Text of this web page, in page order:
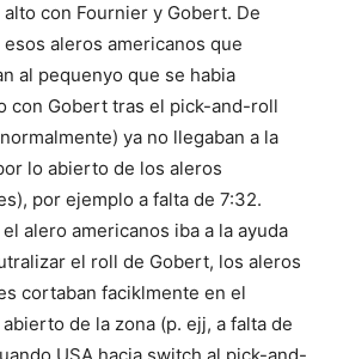
con Fournier y Gobert. De
aleros americanos que
al pequenyo que se habia
con Gobert tras el pick-and-roll
ya no llegaban a la
lo abierto de los aleros
por ejemplo a falta de 7:32.
alero americanos iba a la ayuda
el roll de Gobert, los aleros
cortaban faciklmente en el
de la zona (p. ejj, a falta de